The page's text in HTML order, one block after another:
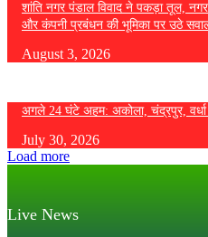
शांति नगर पंडाल विवाद ने पकड़ा तूल,
और कंपनी प्रबंधन की भूमिका पर उठे
August 3, 2026
अगले 24 घंटे अहम: अकोला, चंद्रपुर, वर्धा
July 30, 2026
Load more
Live News